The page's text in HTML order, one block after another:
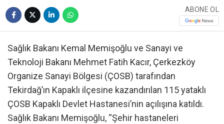
ABONE OL
Sağlık Bakanı Kemal Memişoğlu ve Sanayi ve
Teknoloji Bakanı Mehmet Fatih Kacır, Çerkezköy
Organize Sanayi Bölgesi (ÇOSB) tarafından
Tekirdağ’ın Kapaklı ilçesine kazandırılan 115 yataklı
ÇOSB Kapaklı Devlet Hastanesi’nin açılışına katıldı.
Sağlık Bakanı Memişoğlu, “Şehir hastaneleri